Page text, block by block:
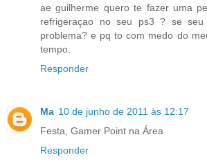
ae guilherme quero te fazer uma
refrigeraçao no seu ps3 ? se
problema? e pq to com medo do
tempo.
Responder
Ma 10 de junho de 2011 às 12:17
Festa, Gamer Point na Área
Responder